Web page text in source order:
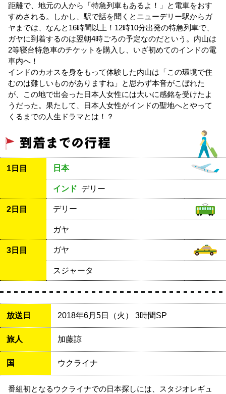
距離で、地元の人から「特急列車もあるよ！」と電車をおす
すめされる。しかし、駅で話を聞くとニューデリー駅からガ
ヤまでは、なんと16時間以上！12時10分出発の特急列車で、
ガヤに到着するのは翌朝4時ごろの予定なのだという。内山は
2等寝台特急車のチケットを購入し、いざ初めてのインドの電
車内へ！
インドのカオスを身をもって体験した内山は「この環境で住
むのは難しいものがありますね」と思わず本音がこぼれた
が、この地で出会った日本人女性には大いに感銘を受けたよ
うだった。果たして、日本人女性がインドの聖地へとやって
くるまでの人生ドラマとは！？
1日目 日本
インド デリー
2日目 デリー
ガヤ
3日目 ガヤ
スジャータ
放送日 2018年6月5日（火） 3時間SP
旅人 加藤諒
国 ウクライナ
番組初となるウクライナでの日本探しには、スタジオレギュ